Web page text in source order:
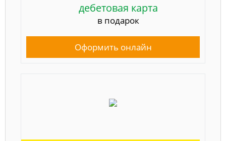
дебетовая карта
в подарок
Оформить онлайн